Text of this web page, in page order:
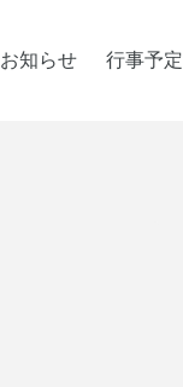
お知らせ 行事予定